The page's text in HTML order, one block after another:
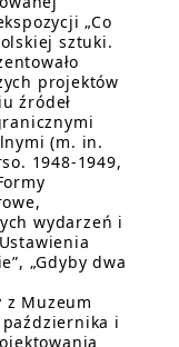
„Co
sztuki.
projektów
źródeł
(m. in.
1948-1949,
wydarzeń i
„Gdyby dwa
z Muzeum
października i